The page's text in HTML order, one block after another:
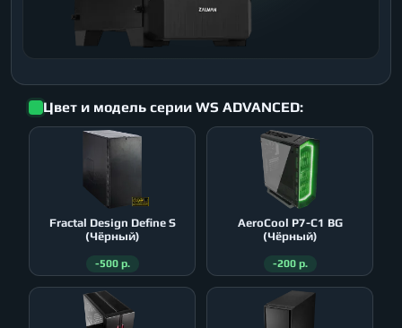
Цвет и модель серии WS ADVANCED:
Fractal Design Define S
(Чёрный)
-500 р.
AeroСool P7-C1 BG
(Чёрный)
-200 р.